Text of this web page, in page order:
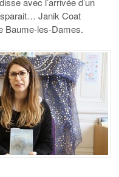
Janik Coat
Baume-les-Dames.